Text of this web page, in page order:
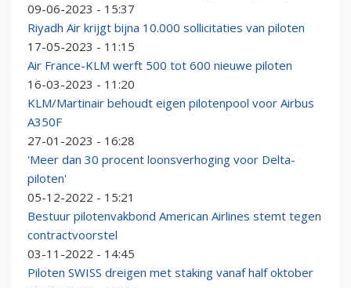
09-06-2023 - 15:37
Riyadh Air krijgt bijna 10.000 sollicitaties van piloten
17-05-2023 - 11:15
Air France-KLM werft 500 tot 600 nieuwe piloten
16-03-2023 - 11:20
KLM/Martinair behoudt eigen pilotenpool voor Airbus
A350F
27-01-2023 - 16:28
'Meer dan 30 procent loonsverhoging voor Delta-
piloten'
05-12-2022 - 15:21
Bestuur pilotenvakbond American Airlines stemt tegen
contractvoorstel
03-11-2022 - 14:45
Piloten SWISS dreigen met staking vanaf half oktober